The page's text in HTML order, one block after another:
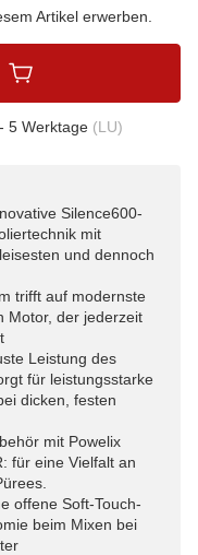
Artikel erwerben.
5 Werktage (LU)
Silence600-
mit
und dennoch
trifft auf modernste
Motor, der jederzeit
Leistung des
für leistungsstarke
dicken, festen
mit Powelix
für eine Vielfalt an
offene Soft-Touch-
beim Mixen bei